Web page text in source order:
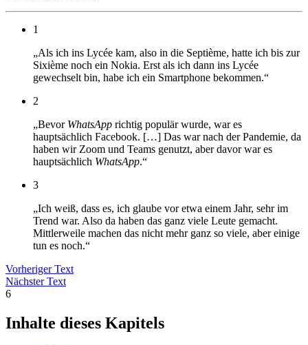
1
„Als ich ins Lycée kam, also in die Septième, hatte ich bis zur
Sixième noch ein Nokia. Erst als ich dann ins Lycée
gewechselt bin, habe ich ein Smartphone bekommen.“
2
„Bevor WhatsApp richtig populär wurde, war es
hauptsächlich Facebook. […] Das war nach der Pandemie, da
haben wir Zoom und Teams genutzt, aber davor war es
hauptsächlich WhatsApp.“
3
„Ich weiß, dass es, ich glaube vor etwa einem Jahr, sehr im
Trend war. Also da haben das ganz viele Leute gemacht.
Mittlerweile machen das nicht mehr ganz so viele, aber einige
tun es noch.“
Vorheriger Text
Nächster Text
6
Inhalte dieses Kapitels